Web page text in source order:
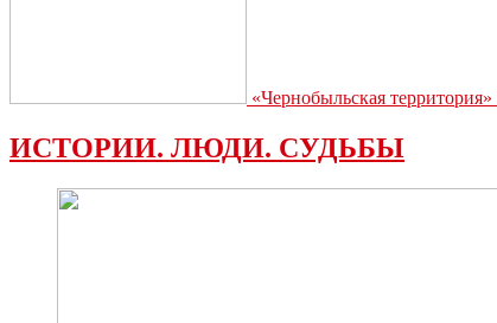
«Чернобыльская
ИСТОРИИ. ЛЮДИ. СУДЬБЫ